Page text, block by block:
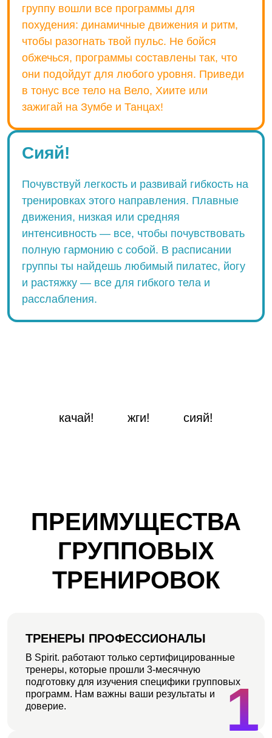
группу вошли все программы для
похудения: динамичные движения и ритм,
чтобы разогнать твой пульс. Не бойся
обжечься, программы составлены так, что
они подойдут для любого уровня. Приведи
в тонус все тело на Вело, Хиите или
зажигай на Зумбе и Танцах!
Сияй!
Почувствуй легкость и развивай гибкость на
тренировках этого направления. Плавные
движения, низкая или средняя
интенсивность — все, чтобы почувствовать
полную гармонию с собой. В расписании
группы ты найдешь любимый пилатес, йогу
и растяжку — все для гибкого тела и
расслабления.
качай! жги! сияй!
ПРЕИМУЩЕСТВА
ГРУППОВЫХ
ТРЕНИРОВОК
ТРЕНЕРЫ ПРОФЕССИОНАЛЫ
В Spirit. работают только сертифицированные
тренеры, которые прошли 3-месячную
подготовку для изучения специфики групповых
программ. Нам важны ваши результаты и
доверие.
1